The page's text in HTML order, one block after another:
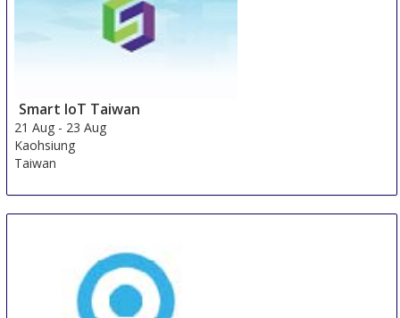
Beijing area
Smart IoT Taiwan
21 Aug - 23 Aug
Kaohsiung
Taiwan